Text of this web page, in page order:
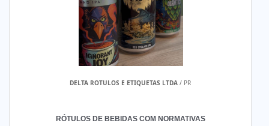
DELTA ROTULOS E ETIQUETAS LTDA / PR
RÓTULOS DE BEBIDAS COM NORMATIVAS